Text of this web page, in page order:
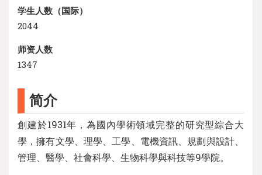
学生人数（国际）
2044
师资人数
1347
简介
創建於1931年，為國內學術領域完整的研究型綜合大
學，擁有文學、理學、工學、電機資訊、規劃與設計、
管理、醫學、社會科學、生物科學與科技等9學院。